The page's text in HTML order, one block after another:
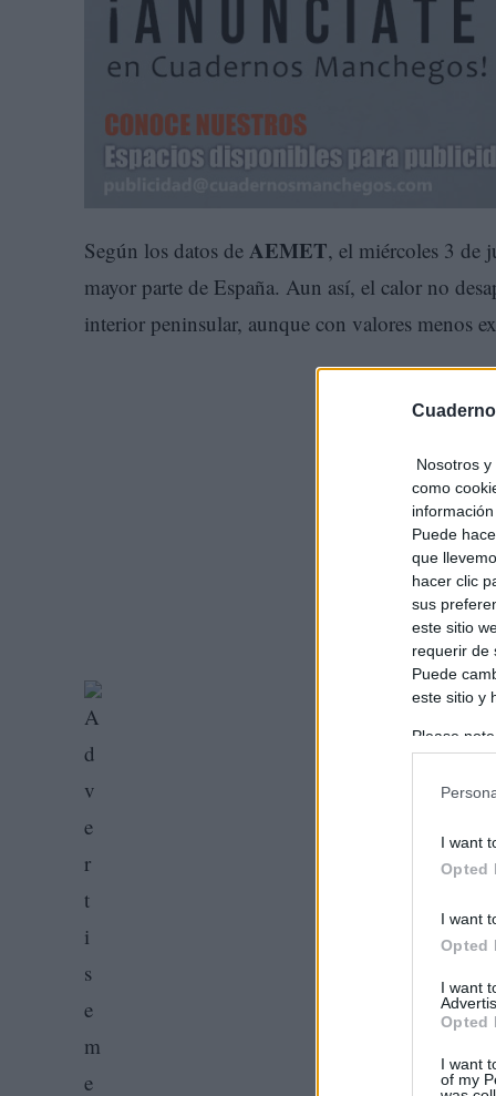
Nosotros
como
Puede
que
hacer clic
sus
este sitio
requerir de
Puede
este sitio y
Please
information
in below
I want
Opted
I want
Opted
I want
Opted
I want
of my
Según los datos de AEMET, el miércoles 3 de
mayor parte de España. Aun así, el calor no
interior peninsular, aunque con valores menos